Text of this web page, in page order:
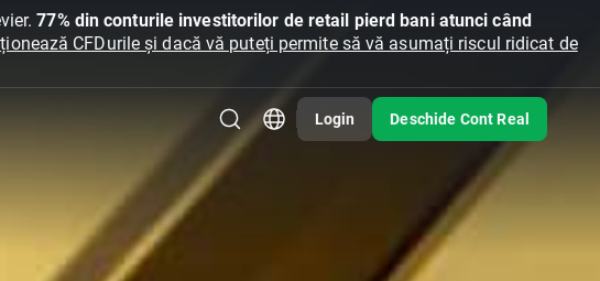
77% din conturile investitorilor de retail pierd bani atunci când
CFDurile și dacă vă puteți permite să vă asumați riscul ridicat de
Login Deschide Cont Real